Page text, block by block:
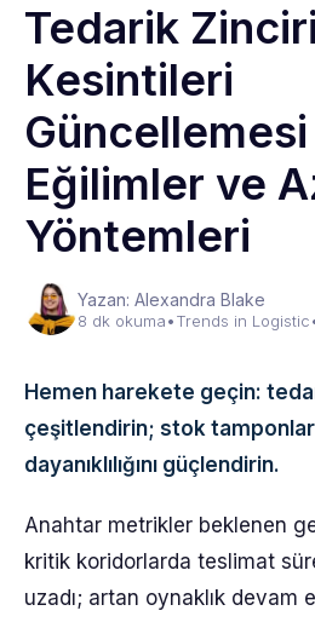
Tedarik Zinciri
Kesintileri
Eğilimler ve
Yöntemleri
Yazan: Alexandra Blake
8 dk okuma•Trends in Logistic
Hemen harekete geçin:
çeşitlendirin; stok
dayanıklılığını güçlendirin.
Anahtar metrikler beklenen
kritik koridorlarda teslimat
uzadı; artan oynaklık devam